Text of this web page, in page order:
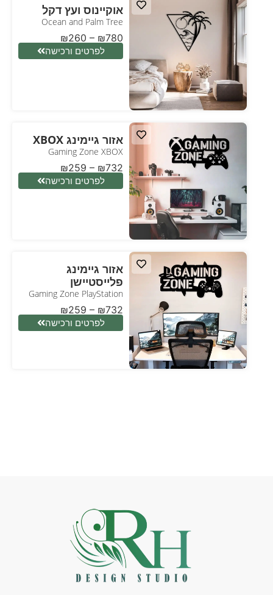
אוקיינוס ועץ דקל
Ocean and Palm Tree
₪260 – ₪780
לפרטים ורכישה
אזור גיימינג XBOX
Gaming Zone XBOX
₪259 – ₪732
לפרטים ורכישה
אזור גיימינג
פלייסטיישן
Gaming Zone PlayStation
₪259 – ₪732
לפרטים ורכישה